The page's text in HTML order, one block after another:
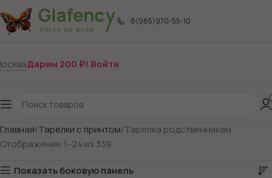
8(985)970-55-10
Дарим 200 ₽! Войти
Главная Тарелки с принтом Тарелка родственникам
Отображение 1–24 из 339
Показать боковую панель